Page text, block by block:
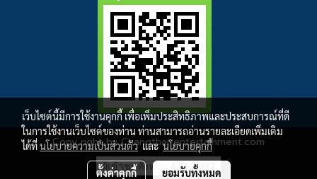
Copy right by Changthai-entertainment.com
ผู้เข้าชมทั้งหมด 4,562,037
เว็บไซต์นี้มีการใช้งานคุกกี้ เพื่อเพิ่มประสิทธิภาพและประสบการณ์ที่ดี
ในการใช้งานเว็บไซต์ของท่าน ท่านสามารถอ่านรายละเอียดเพิ่มเติม
ได้ที่นโยบายความเป็นส่วนตัวและนโยบายคุกกี้
ตั้งค่าคุกกี้ ยอมรับทั้งหมด